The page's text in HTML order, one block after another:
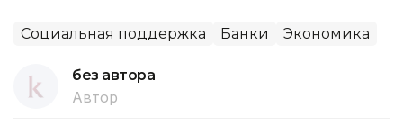
Социальная поддержка Банки Экономика
без автора
Автор